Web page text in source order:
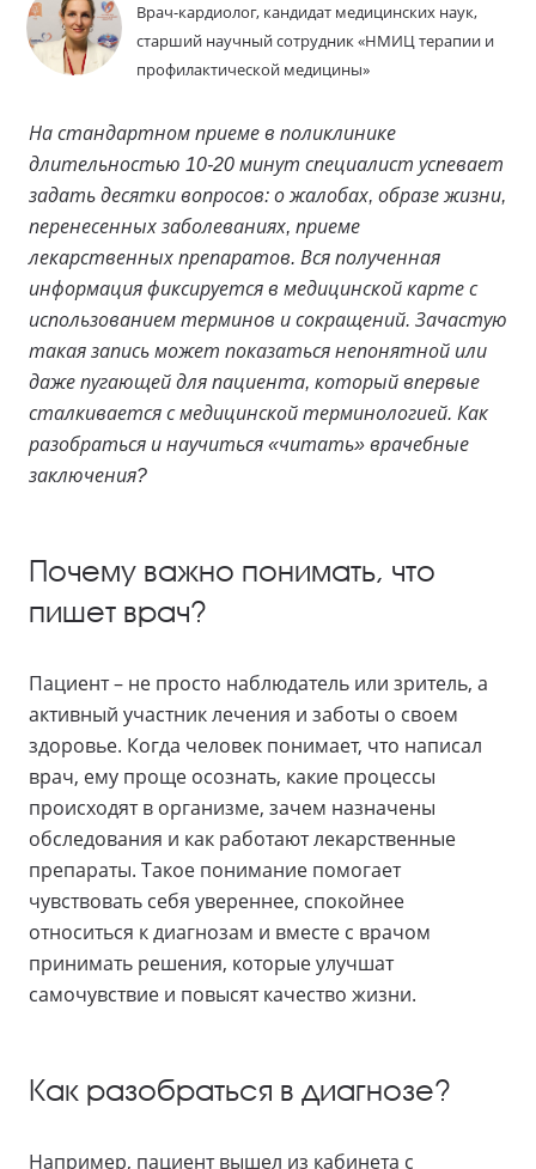
Врач-кардиолог, кандидат медицинских наук,
старший научный сотрудник «НМИЦ терапии и
профилактической медицины»
На стандартном приеме в поликлинике
длительностью 10-20 минут специалист успевает
задать десятки вопросов: о жалобах, образе жизни,
перенесенных заболеваниях, приеме
лекарственных препаратов. Вся полученная
информация фиксируется в медицинской карте с
использованием терминов и сокращений. Зачастую
такая запись может показаться непонятной или
даже пугающей для пациента, который впервые
сталкивается с медицинской терминологией. Как
разобраться и научиться «читать» врачебные
заключения?
Почему важно понимать, что
пишет врач?
Пациент – не просто наблюдатель или зритель, а
активный участник лечения и заботы о своем
здоровье. Когда человек понимает, что написал
врач, ему проще осознать, какие процессы
происходят в организме, зачем назначены
обследования и как работают лекарственные
препараты. Такое понимание помогает
чувствовать себя увереннее, спокойнее
относиться к диагнозам и вместе с врачом
принимать решения, которые улучшат
самочувствие и повысят качество жизни.
Как разобраться в диагнозе?
Например, пациент вышел из кабинета с